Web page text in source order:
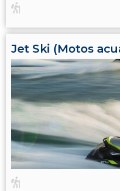
Jet Ski (Motos